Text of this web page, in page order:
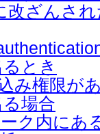
改ざんさ
とき
み権限が
場合
ク内にあ